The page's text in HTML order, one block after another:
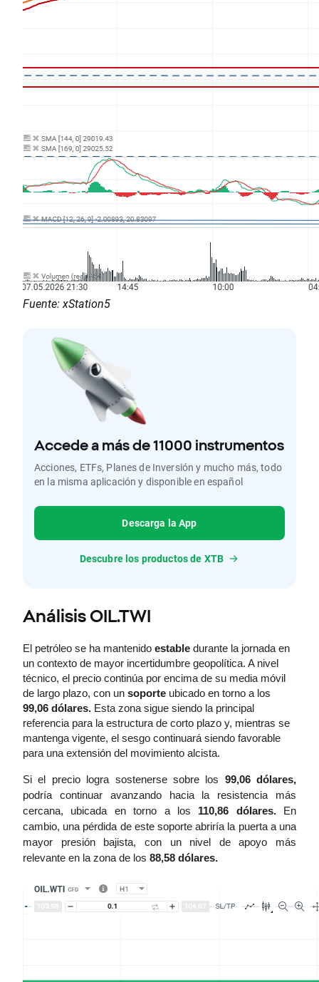
Fuente: xStation5
Accede a más de 11000 instrumentos
Acciones, ETFs, Planes de Inversión y mucho más, todo
en la misma aplicación y disponible en español
Descarga la App
Descubre los productos de XTB
Análisis OIL.TWI
El petróleo se ha mantenido estable durante la jornada en
un contexto de mayor incertidumbre geopolítica. A nivel
técnico, el precio continúa por encima de su media móvil
de largo plazo, con un soporte
99,06 dólares. Esta zona sigue siendo la principal
referencia para la estructura de corto plazo y, mientras se
mantenga vigente, el sesgo continuará siendo favorable
para una extensión del movimiento alcista.
Si el precio logra sostenerse sobre los 99,06 dólares,
podría continuar avanzando hacia la resistencia más
cercana, ubicada en torno a los 110,86 dólares. En
cambio, una pérdida de este soporte abriría la puerta a una
mayor presión bajista, con un nivel de apoyo más
relevante en la zona de los 88,58 dólares.